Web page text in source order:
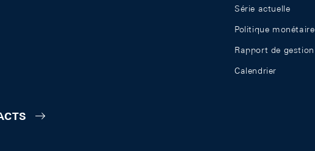
Série actuelle
Politique monétaire
Rapport de gestion
Calendrier